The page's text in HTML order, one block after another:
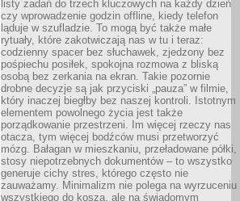
listy zadań do trzech kluczowych na każdy dzień
czy wprowadzenie godzin offline, kiedy telefon
ląduje w szufladzie. To mogą być także małe
rytuały, które zakotwiczają nas w tu i teraz:
codzienny spacer bez słuchawek, zjedzony bez
pośpiechu posiłek, spokojna rozmowa z bliską
osobą bez zerkania na ekran. Takie pozornie
drobne decyzje są jak przyciski „pauza” w filmie,
który inaczej biegłby bez naszej kontroli. Istotnym
elementem powolnego życia jest także
porządkowanie przestrzeni. Im więcej rzeczy nas
otacza, tym więcej bodźców musi przetworzyć
mózg. Bałagan w mieszkaniu, przeładowane półki,
stosy niepotrzebnych dokumentów – to wszystko
generuje cichy stres, którego często nie
zauważamy. Minimalizm nie polega na wyrzuceniu
wszystkiego do kosza, ale na świadomym